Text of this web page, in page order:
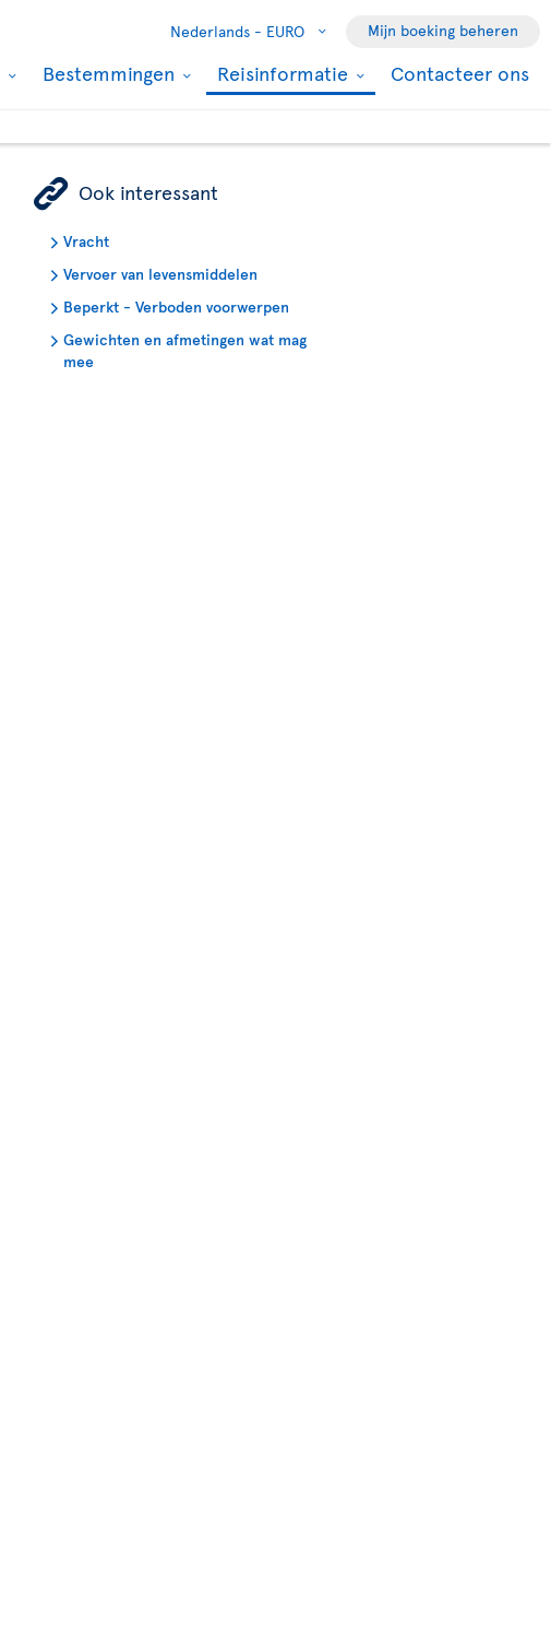
Nederlands - EURO Mijn boeking beheren
Bestemmingen Reisinformatie Contacteer ons
ÿ Ook interessant
Vracht
Vervoer van levensmiddelen
Beperkt - Verboden voorwerpen
Gewichten en afmetingen wat mag
mee